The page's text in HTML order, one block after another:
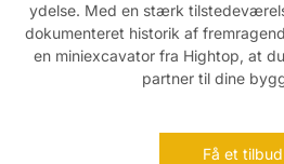
ydelse. Med en stærk
dokumenteret historik af
en miniexcavator fra Hightop, at
partner til dine
Få et tilbud